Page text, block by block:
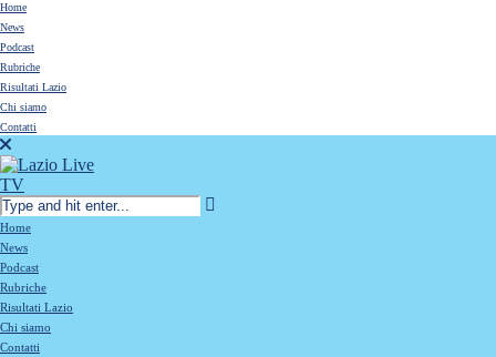
Home
News
Podcast
Rubriche
Risultati Lazio
Chi siamo
Contatti
Home
News
Podcast
Rubriche
Risultati Lazio
Chi siamo
Contatti